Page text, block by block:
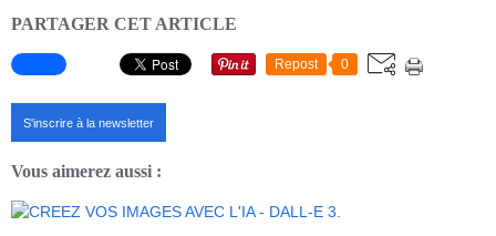
PARTAGER CET ARTICLE
Repost 0
S'inscrire à la newsletter
Vous aimerez aussi :